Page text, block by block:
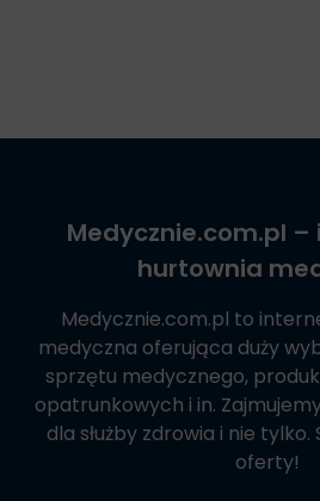
Medycznie.com.pl –
hurtownia
Medycznie.com.pl to
medyczna oferująca duży
sprzętu medycznego,
opatrunkowych i in.
dla służby zdrowia i nie tylko.
oferty!